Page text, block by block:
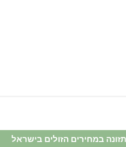
במחירים הזולים בישראל